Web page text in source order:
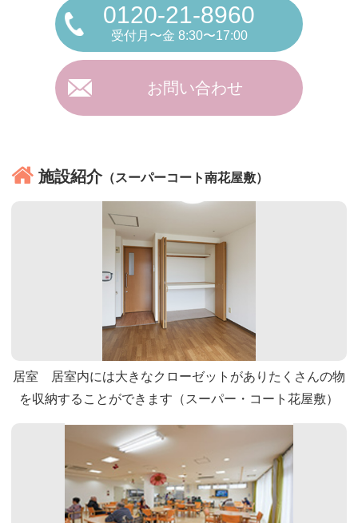
0120-21-8960
受付月〜金 8:30〜17:00
お問い合わせ
施設紹介（スーパーコート南花屋敷）
居室 居室内には大きなクローゼットがありたくさんの物
を収納することができます（スーパー・コート花屋敷）